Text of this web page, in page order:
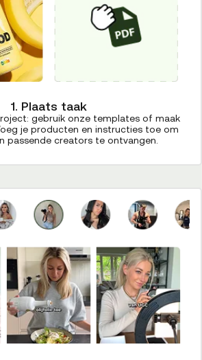
1. Plaats taak
gebruik onze templates of maak
je producten en instructies toe om
passende creators te ontvangen.